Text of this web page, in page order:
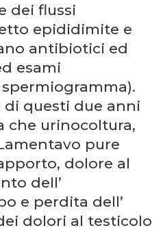
dei flussi
epididimite e
antibiotici ed
esami
di questi due anni
che urinocoltura,
pure
dolore al
dell’
e perdita dell’
dolori al testicolo